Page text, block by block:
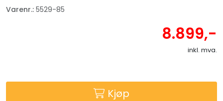
Varenr.: 5529-85
8.899,-
inkl. mva.
Kjøp